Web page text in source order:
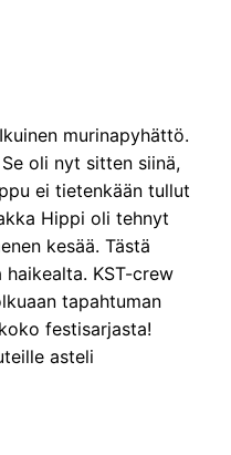
murinapyhättö.
oli nyt sitten siinä,
ei tietenkään tullut
Hippi oli tehnyt
kesää. Tästä
KST-crew
tapahtuman
festisarjasta!
asteli